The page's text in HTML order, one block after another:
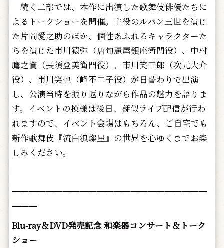
続く二部では、本作に出演した歌舞伎俳優たちに
よるトークショーを開催。主役のルパン三世を演じ
た片岡愛之助のほか、個性あふれるキャラクターた
ちを演じた市川猿弥（唐句麗屋銀座衛門役）、中村
鷹之資（長須登美衛門役）、市川笑三郎（次元大介
役）、市川笑也（峰不二子役）が日替わりで出演
し、公演当時を振り返りながら作品の魅力を語りま
す。イベントの模様は後日、疑似ライブ配信が行わ
れますので、イベント会場はもちろん、ご自宅でも
新作歌舞伎『流白浪燦星』の世界を心ゆくまでお楽
しみください。
━━━━━━━━━━━━━━━━━━━━━━━
━━━
Blu-ray＆DVD発売記念 和楽器コンサート＆トーク
ショー